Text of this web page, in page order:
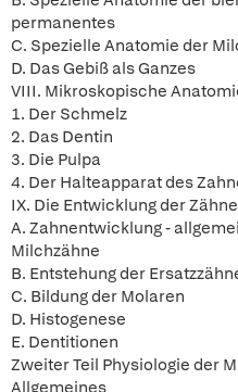
permanentes
C. Spezielle Anatomie der
D. Das Gebiß als Ganzes
VIII. Mikroskopische
1. Der Schmelz
2. Das Dentin
3. Die Pulpa
4. Der Halteapparat des
IX. Die Entwicklung der Zähne
A. Zahnentwicklung -
Milchzähne
B. Entstehung der
C. Bildung der Molaren
D. Histogenese
E. Dentitionen
Zweiter Teil Physiologie der
Allgemeines